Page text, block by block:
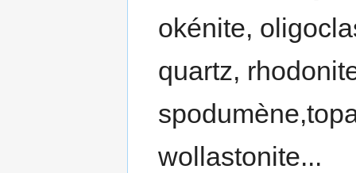
okénite,
quartz,
wollastonite...